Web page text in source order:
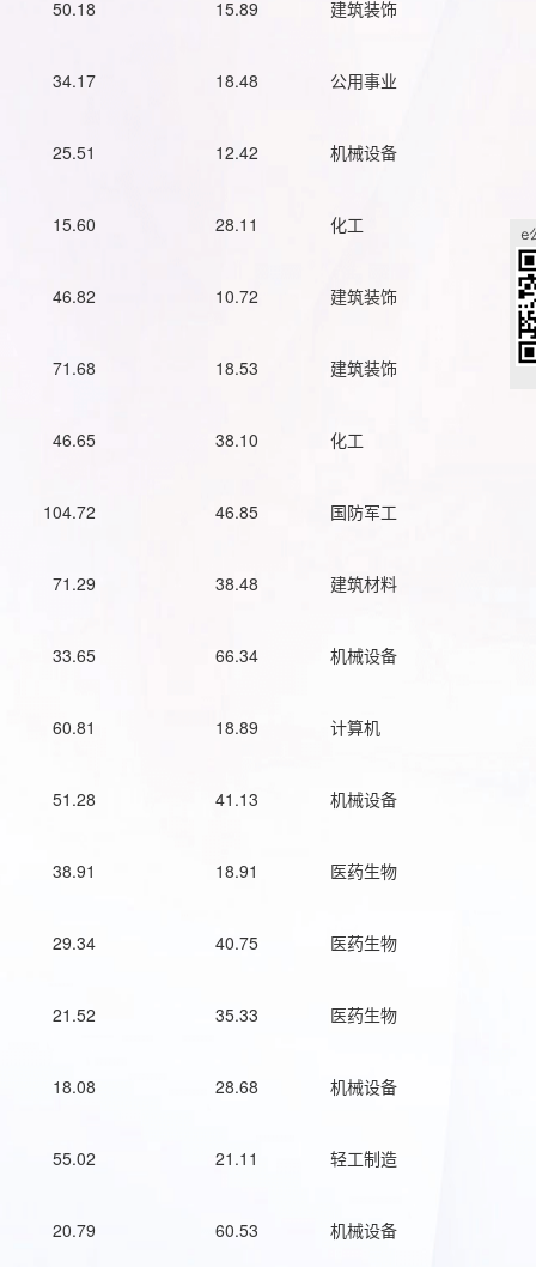
50.18 15.89 建筑装饰
34.17 18.48 公用事业
25.51 12.42 机械设备
15.60 28.11 化工
46.82 10.72 建筑装饰
71.68 18.53 建筑装饰
46.65 38.10 化工
104.72 46.85 国防军工
71.29 38.48 建筑材料
33.65 66.34 机械设备
60.81 18.89 计算机
51.28 41.13 机械设备
38.91 18.91 医药生物
29.34 40.75 医药生物
21.52 35.33 医药生物
18.08 28.68 机械设备
55.02 21.11 轻工制造
20.79 60.53 机械设备